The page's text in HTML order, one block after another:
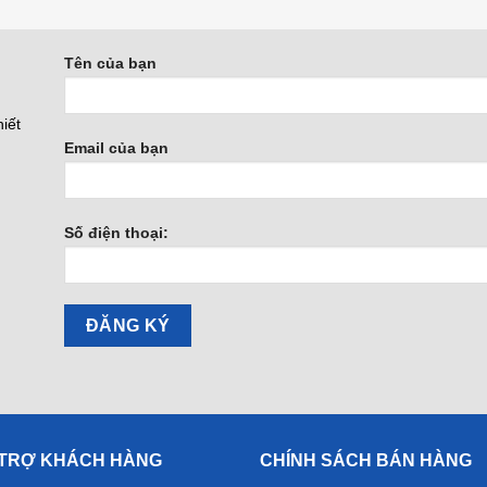
Tên của bạn
Email của bạn
Số điện thoại:
KHÁCH HÀNG CHÍNH SÁCH BÁN HÀNG